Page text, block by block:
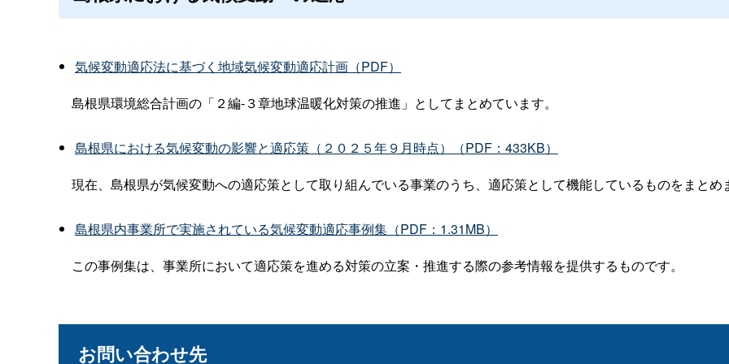
気候変動適応法に基づく地域気候変動適応計画（PDF）
島根県環境総合計画の「２編-３章地球温暖化対策の推進」としてまとめています。
島根県における気候変動の影響と適応策（２０２５年９月時点）（PDF：433KB）
現在、島根県が気候変動への適応策として取り組んでいる事業のうち、適応策として機能しているものをまとめ
島根県内事業所で実施されている気候変動適応事例集（PDF：1.31MB）
この事例集は、事業所において適応策を進める対策の立案・推進する際の参考情報を提供するものです。
お問い合わせ先